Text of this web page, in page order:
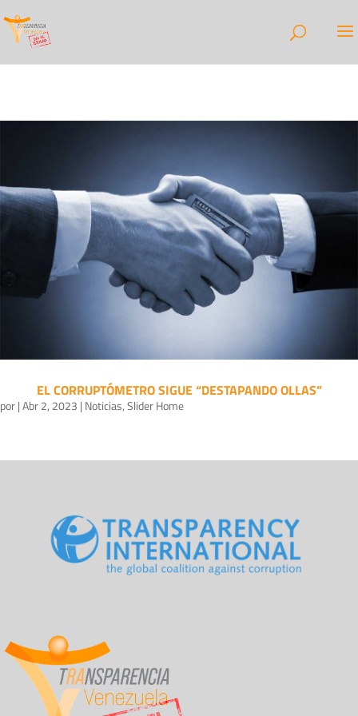
EL CORRUPTÓMETRO SIGUE “DESTAPANDO OLLAS”
por|Abr 2, 2023 | Noticias,Slider Home